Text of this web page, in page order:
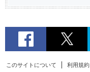
このサイトについて 利用規約